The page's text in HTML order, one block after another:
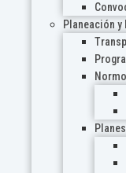
Planeación